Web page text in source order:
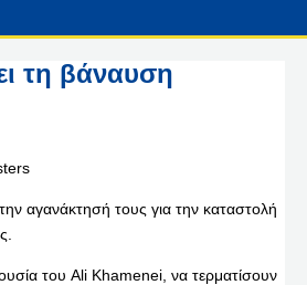
τη βάναυση
αγανάκτησή τους για την καταστολή
του Ali Khamenei, να τερματίσουν